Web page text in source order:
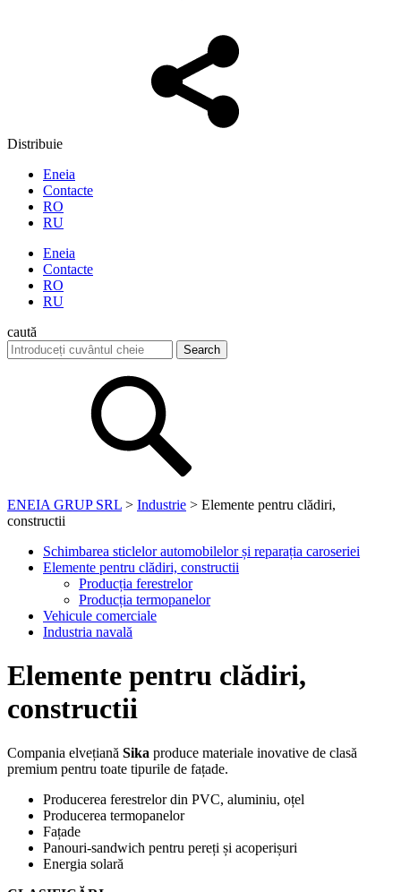
Distribuie
Eneia
Contacte
RO
RU
Eneia
Contacte
RO
RU
caută
ENEIA GRUP SRL > Industrie > Elemente pentru clădiri,
constructii
Schimbarea sticlelor automobilelor și reparația caroseriei
Elemente pentru clădiri, constructii
Producția ferestrelor
Producția termopanelor
Vehicule comerciale
Industria navală
Elemente pentru clădiri,
constructii
Compania elvețiană Sika produce materiale inovative de clasă
premium pentru toate tipurile de fațade.
Producerea ferestrelor din PVC, aluminiu, oțel
Producerea termopanelor
Fațade
Panouri-sandwich pentru pereți și acoperișuri
Energia solară